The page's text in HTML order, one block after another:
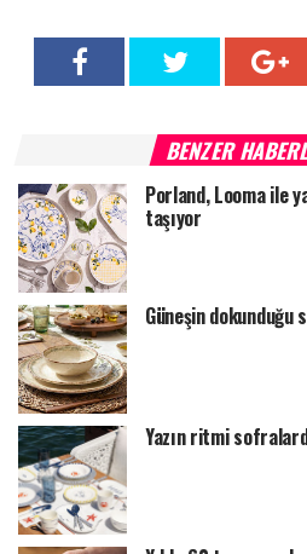
BENZER
Porland, Looma ile
taşıyor
Güneşin
Yazın ritmi